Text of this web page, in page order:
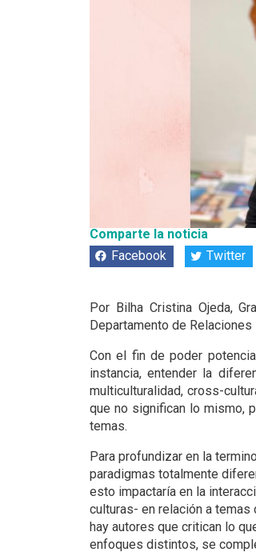
Comparte la noticia
Facebook
Twitter
Por Bilha Cristina Ojeda,
Departamento de Relaciones
Con el fin de poder
instancia, entender la
multiculturalidad, cross-
que no significan lo mismo,
temas.
Para profundizar en la
paradigmas totalmente
esto impactaría en la
culturas- en relación a
hay autores que critican lo
enfoques distintos, se